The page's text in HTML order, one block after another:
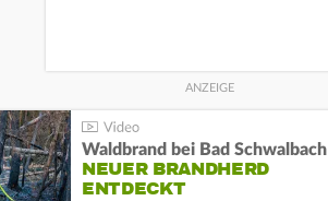
Waldbrand bei Bad Schwalbach
NEUER BRANDHERD
ENTDECKT